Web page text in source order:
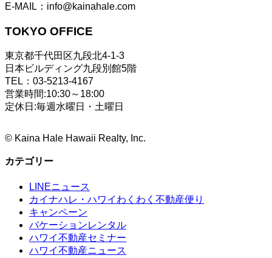
E-MAIL：info@kainahale.com
TOKYO OFFICE
東京都千代田区九段北4-1-3
日本ビルディング九段別館5階
TEL：03-5213-4167
営業時間:10:30～18:00
定休日:毎週水曜日・土曜日
© Kaina Hale Hawaii Realty, Inc.
カテゴリー
LINEニュース
カイナハレ・ハワイわくわく不動産便り
キャンペーン
バケーションレンタル
ハワイ不動産セミナー
ハワイ不動産ニュース